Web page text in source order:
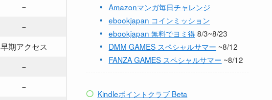
－
－
早期アクセス
－
－
Amazonマンガ毎日チャレンジ
ebookjapan コインミッション
ebookjapan 無料でヨミ得8/3~8/23
DMM GAMES スペシャルサマー ~8/12
FANZA GAMES スペシャルサマー ~8/12
Kindleポイントクラブ Beta